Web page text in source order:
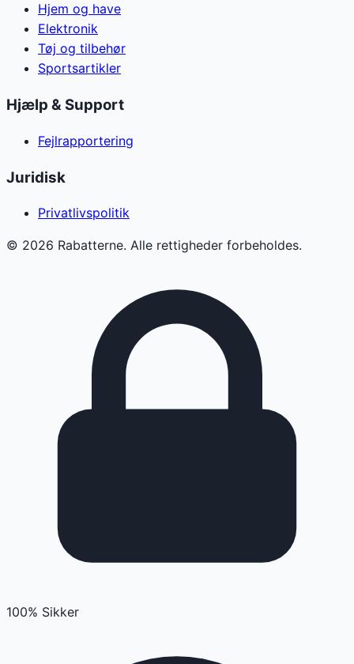
Hjem og have
Elektronik
Tøj og tilbehør
Sportsartikler
Hjælp & Support
Fejlrapportering
Juridisk
Privatlivspolitik
© 2026 Rabatterne. Alle rettigheder forbeholdes.
100% Sikker